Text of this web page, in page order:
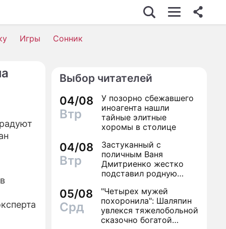
Игры Сонник
Выбор читателей
04/08
Втр
У позорно сбежавшего
иноагента нашли
тайные элитные
хоромы в столице
04/08
Втр
Застуканный с
поличным Ваня
Дмитриенко жестко
подставил родную
05/08
Срд
"Четырех мужей
похоронила": Шаляпин
увлекся тяжелобольной
сказочно богатой